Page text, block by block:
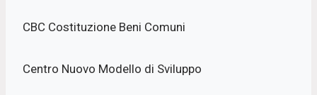
CBC Costituzione Beni Comuni
Centro Nuovo Modello di Sviluppo